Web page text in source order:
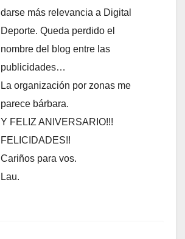
darse más relevancia a Digital
Deporte. Queda perdido el
nombre del blog entre las
publicidades…
La organización por zonas me
parece bárbara.
Y FELIZ ANIVERSARIO!!!
FELICIDADES!!
Cariños para vos.
Lau.